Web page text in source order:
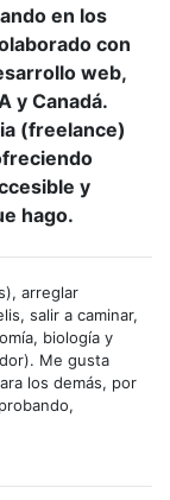
en los
con
web,
y Canadá.
(freelance)
y
hago.
arreglar
salir a caminar,
biología y
Me gusta
los demás, por